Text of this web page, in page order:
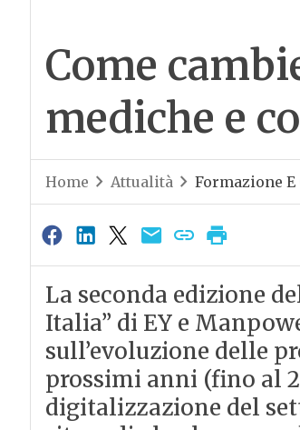
Come
mediche e
Home Attualità Formazione E
La seconda edizione
Italia” di EY e
sull’evoluzione delle
prossimi anni (fino al
digitalizzazione del